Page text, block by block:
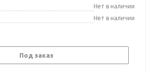
Нет в наличии
Нет в наличии
Под заказ